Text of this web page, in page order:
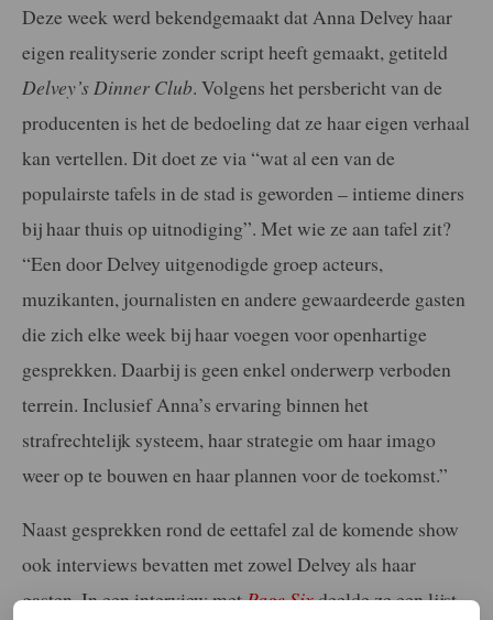
Deze week werd bekendgemaakt dat Anna Delvey haar
eigen realityserie zonder script heeft gemaakt, getiteld
Delvey’s Dinner Club. Volgens het persbericht van de
producenten is het de bedoeling dat ze haar eigen verhaal
kan vertellen. Dit doet ze via “wat al een van de
populairste tafels in de stad is geworden – intieme diners
bij haar thuis op uitnodiging”. Met wie ze aan tafel zit?
“Een door Delvey uitgenodigde groep acteurs,
muzikanten, journalisten en andere gewaardeerde gasten
die zich elke week bij haar voegen voor openhartige
gesprekken. Daarbij is geen enkel onderwerp verboden
terrein. Inclusief Anna’s ervaring binnen het
strafrechtelijk systeem, haar strategie om haar imago
weer op te bouwen en haar plannen voor de toekomst.”
Naast gesprekken rond de eettafel zal de komende show
ook interviews bevatten met zowel Delvey als haar
gasten. In een interview metPage Sixdeelde ze een lijst